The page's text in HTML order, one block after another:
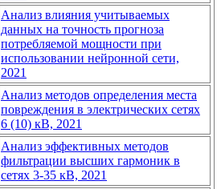
Анализ влияния учитываемых
данных на точность прогноза
потребляемой мощности при
использовании нейронной сети,
2021
Анализ методов определения места
повреждения в электрических сетях
6 (10) кВ, 2021
Анализ эффективных методов
фильтрации высших гармоник в
сетях 3-35 кВ, 2021